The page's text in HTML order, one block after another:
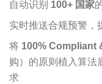
自动识别 100+ 国家
实时推送合规预警，
将 100% Compliant
购）的原则植入算法
求